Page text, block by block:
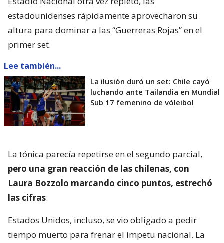
estadounidenses rápidamente aprovecharon su
altura para dominar a las “Guerreras Rojas” en el
primer set.
Lee también...
La ilusión duró un set: Chile cayó
luchando ante Tailandia en Mundial
Sub 17 femenino de vóleibol
La tónica parecía repetirse en el segundo parcial,
pero una gran reacción de las chilenas, con
Laura Bozzolo marcando cinco puntos, estrechó
las cifras.
Estados Unidos, incluso, se vio obligado a pedir
tiempo muerto para frenar el ímpetu nacional. La